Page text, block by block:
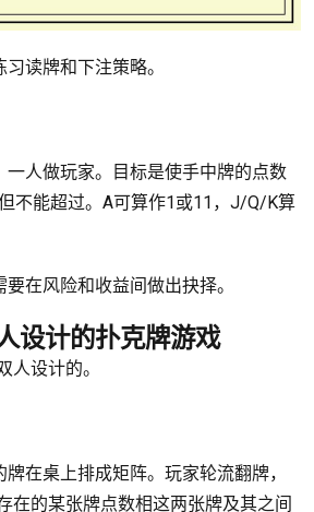
读牌和下注策略。
一人做玩家。目标是使手中牌的点数
不能超过。A可算作1或11，J/Q/K算
要在风险和收益间做出抉择。
设计的扑克牌游戏
人设计的。
牌在桌上排成矩阵。玩家轮流翻牌，
在的某张牌点数相这两张牌及其之间